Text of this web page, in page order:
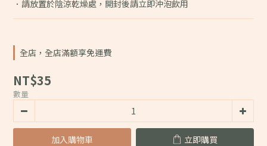
．請放置於陰涼乾燥處，開封後請立即沖泡飲用
全店，全店滿額享免運費
NT$35
數量
加入購物車 立即購買